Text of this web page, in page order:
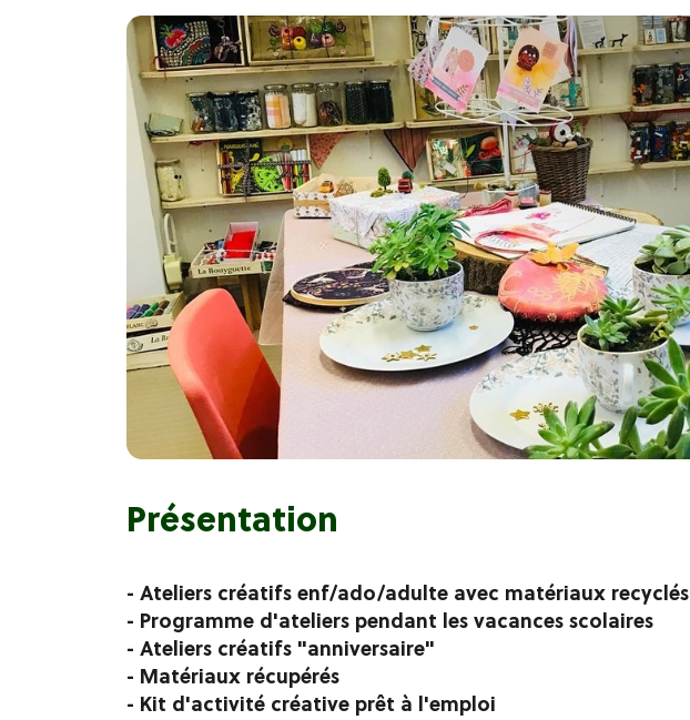
Présentation
- Ateliers créatifs enf/ado/adulte avec matériaux recyclés
- Programme d'ateliers pendant les vacances scolaires
- Ateliers créatifs "anniversaire"
- Matériaux récupérés
- Kit d'activité créative prêt à l'emploi